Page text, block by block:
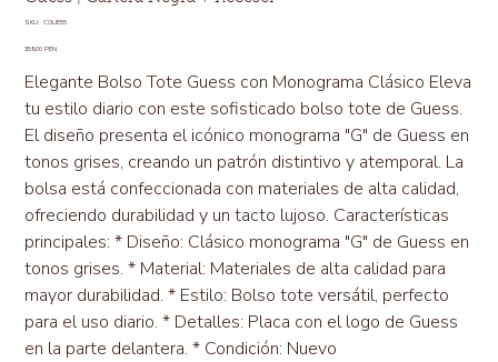
SKU: SKU
CGUE55
Precio
359,00 PEN
Elegante Bolso Tote Guess con Monograma Clásico Eleva
tu estilo diario con este sofisticado bolso tote de Guess.
El diseño presenta el icónico monograma "G" de Guess en
tonos grises, creando un patrón distintivo y atemporal. La
bolsa está confeccionada con materiales de alta calidad,
ofreciendo durabilidad y un tacto lujoso. Características
principales: * Diseño: Clásico monograma "G" de Guess en
tonos grises. * Material: Materiales de alta calidad para
mayor durabilidad. * Estilo: Bolso tote versátil, perfecto
para el uso diario. * Detalles: Placa con el logo de Guess
en la parte delantera. * Condición: Nuevo